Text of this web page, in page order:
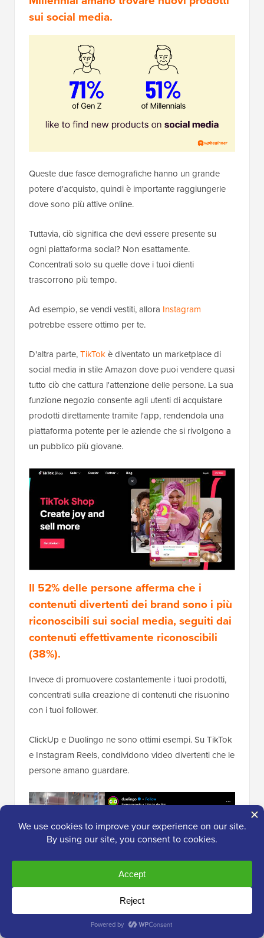
sui social media.
Queste due fasce demografiche hanno un grande
potere d'acquisto, quindi è importante raggiungerle
dove sono più attive online.
Tuttavia, ciò significa che devi essere presente su
ogni piattaforma social? Non esattamente.
Concentrati solo su quelle dove i tuoi clienti
trascorrono più tempo.
Ad esempio, se vendi vestiti, allora Instagram
potrebbe essere ottimo per te.
D'altra parte,TikTokè diventato un marketplace di
social media in stile Amazon dove puoi vendere quasi
tutto ciò che cattura l'attenzione delle persone. La sua
funzione negozio consente agli utenti di acquistare
prodotti direttamente tramite l'app, rendendola una
piattaforma potente per le aziende che si rivolgono a
un pubblico più giovane.
Il 52% delle persone afferma che i
contenuti divertenti dei brand sono i più
riconoscibili sui social media, seguiti dai
contenuti effettivamente riconoscibili
(38%).
Invece di promuovere costantemente i tuoi prodotti,
concentrati sulla creazione di contenuti che risuonino
con i tuoi follower.
ClickUp e Duolingo ne sono ottimi esempi. Su TikTok
e Instagram Reels, condividono video divertenti che le
persone amano guardare.